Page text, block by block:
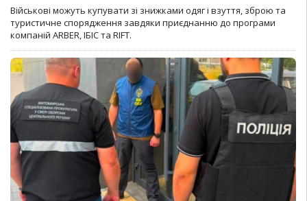
Військові можуть купувати зі знижками одяг і взуття, зброю та
туристичне спорядження завдяки приєднанню до програми
компаній ARBER, ІБІС та RIFT.